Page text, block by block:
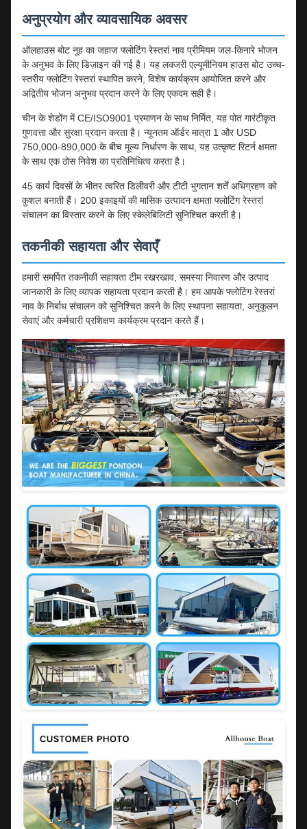
अनुप्रयोग और व्यावसायिक अवसर
ऑलहाउस बोट नूह का जहाज फ्लोटिंग रेस्तरां नाव प्रीमियम जल-किनारे भोजन
के अनुभव के लिए डिज़ाइन की गई है। यह लक्जरी एल्यूमीनियम हाउस बोट उच्च-
स्तरीय फ्लोटिंग रेस्तरां स्थापित करने, विशेष कार्यक्रम आयोजित करने और
अद्वितीय भोजन अनुभव प्रदान करने के लिए एकदम सही है।
चीन के शेडोंग में CE/ISO9001 प्रमाणन के साथ निर्मित, यह पोत गारंटीकृत
गुणवत्ता और सुरक्षा प्रदान करता है। न्यूनतम ऑर्डर मात्रा 1 और USD
750,000-890,000 के बीच मूल्य निर्धारण के साथ, यह उत्कृष्ट रिटर्न क्षमता
के साथ एक ठोस निवेश का प्रतिनिधित्व करता है।
45 कार्य दिवसों के भीतर त्वरित डिलीवरी और टीटी भुगतान शर्तें अधिग्रहण को
कुशल बनाती हैं। 200 इकाइयों की मासिक उत्पादन क्षमता फ्लोटिंग रेस्तरां
संचालन का विस्तार करने के लिए स्केलेबिलिटी सुनिश्चित करती है।
तकनीकी सहायता और सेवाएँ
हमारी समर्पित तकनीकी सहायता टीम रखरखाव, समस्या निवारण और उत्पाद
जानकारी के लिए व्यापक सहायता प्रदान करती है। हम आपके फ्लोटिंग रेस्तरां
नाव के निर्बाध संचालन को सुनिश्चित करने के लिए स्थापना सहायता, अनुकूलन
सेवाएं और कर्मचारी प्रशिक्षण कार्यक्रम प्रदान करते हैं।